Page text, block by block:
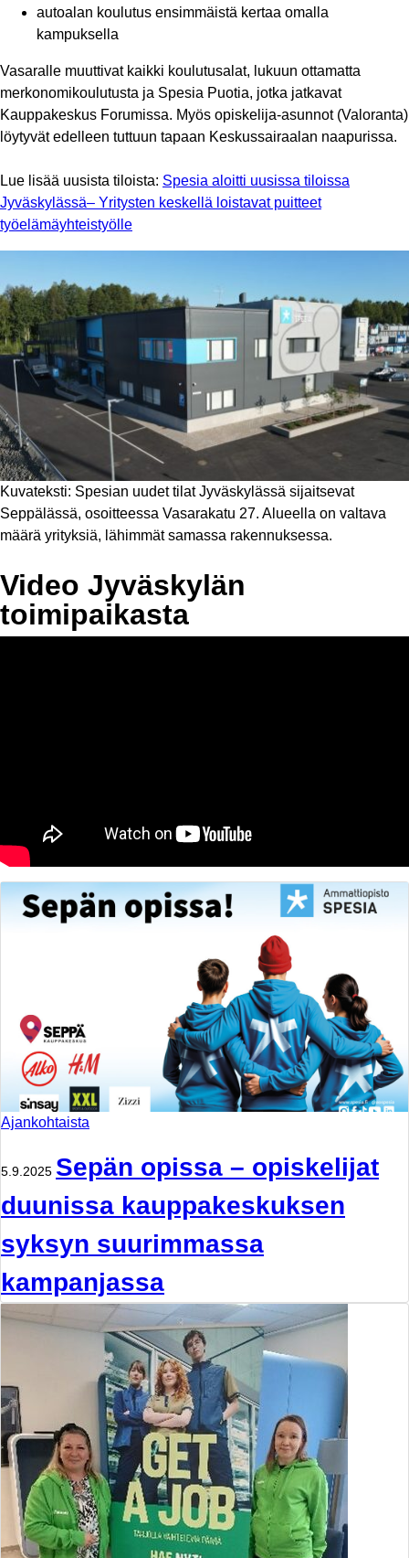
autoalan koulutus ensimmäistä kertaa omalla
kampuksella
Vasaralle muuttivat kaikki koulutusalat, lukuun ottamatta
merkonomikoulutusta ja Spesia Puotia, jotka jatkavat
Kauppakeskus Forumissa. Myös opiskelija-asunnot (Valoranta)
löytyvät edelleen tuttuun tapaan Keskussairaalan naapurissa.
Lue lisää uusista tiloista: Spesia aloitti uusissa tiloissa
Jyväskylässä– Yritysten keskellä loistavat puitteet
työelämäyhteistyölle
Kuvateksti: Spesian uudet tilat Jyväskylässä sijaitsevat
Seppälässä, osoitteessa Vasarakatu 27. Alueella on valtava
määrä yrityksiä, lähimmät samassa rakennuksessa.
Video Jyväskylän
toimipaikasta
Ajankohtaista
5.9.2025 Sepän opissa – opiskelijat
duunissa kauppakeskuksen
syksyn suurimmassa
kampanjassa